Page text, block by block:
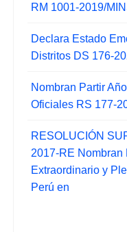
RM 1001-2019/
Declara Estado
Distritos DS 176-
Nombran Partir
Oficiales RS 177-
RESOLUCIÓN
2017-RE Nombran
Extraordinario y
Perú en